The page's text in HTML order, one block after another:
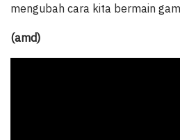
mengubah cara kita bermain
(amd)